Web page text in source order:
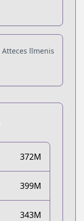
Atteces līmenis
372M
399M
343M